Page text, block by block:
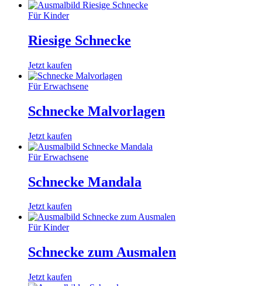
Für Kinder
Riesige Schnecke
Jetzt kaufen
Für Erwachsene
Schnecke Malvorlagen
Jetzt kaufen
Für Erwachsene
Schnecke Mandala
Jetzt kaufen
Für Kinder
Schnecke zum Ausmalen
Jetzt kaufen